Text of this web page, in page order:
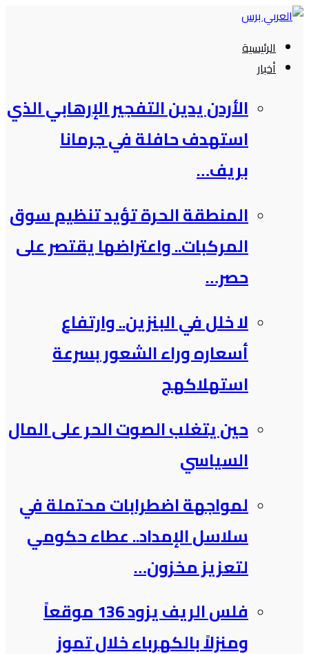
التجاوز
المحتوىالرئيسية
أخبار
الأردن يدين التفجير الإرهابي الذي
استهدف حافلة في جرمانا
بريف…
المنطقة الحرة تؤيد تنظيم سوق
المركبات.. واعتراضها يقتصر على
حصر…
لا خلل في البنزين.. وارتفاع
أسعاره وراء الشعور بسرعة
استهلاكهج
حين يتغلب الصوت الحر على المال
السياسي
لمواجهة اضطرابات محتملة في
سلاسل الإمداد.. عطاء حكومي
لتعزيز مخزون…
فلس الريف يزود 136 موقعاً
ومنزلاً بالكهرباء خلال تموز